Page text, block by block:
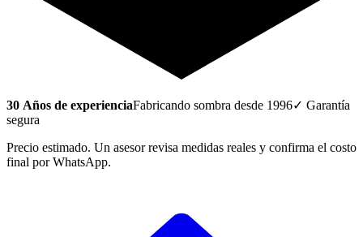
30 Años de experienciaFabricando sombra desde 1996✓ Garantía
segura
Precio estimado. Un asesor revisa medidas reales y confirma el costo
final por WhatsApp.